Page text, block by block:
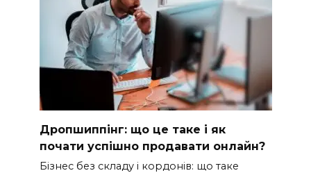
Дропшиппінг: що це таке і як
почати успішно продавати онлайн?
Бізнес без складу і кордонів: що таке